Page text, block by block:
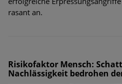
rasant an.
Risikofaktor Mensch:
Nachlässigkeit bedrohen